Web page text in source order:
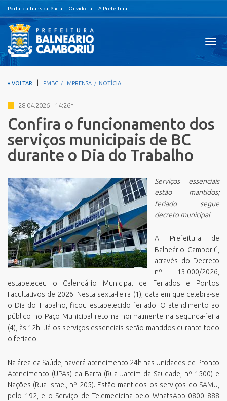
Portal da Transparência Ouvidoria A Prefeitura
VOLTAR PMBC IMPRENSA NOTÍCIA
28.04.2026 - 14:26h
Confira o funcionamento dos
serviços municipais de BC
durante o Dia do Trabalho
Serviços essenciais
estão mantidos;
feriado segue
decreto municipal
A Prefeitura de
Balneário Camboriú,
através do Decreto
nº 13.000/2026,
estabeleceu o Calendário Municipal de Feriados e Pontos
Facultativos de 2026. Nesta sexta-feira (1), data em que celebra-se
o Dia do Trabalho, ficou estabelecido feriado. O atendimento ao
público no Paço Municipal retorna normalmente na segunda-feira
(4), às 12h. Já os serviços essenciais serão mantidos durante todo
o feriado.
Na área da Saúde, haverá atendimento 24h nas Unidades de Pronto
Atendimento (UPAs) da Barra (Rua Jardim da Saudade, nº 1500) e
Nações (Rua Israel, nº 205). Estão mantidos os serviços do SAMU,
pelo 192, e o Serviço de Telemedicina pelo WhatsApp 0800 888